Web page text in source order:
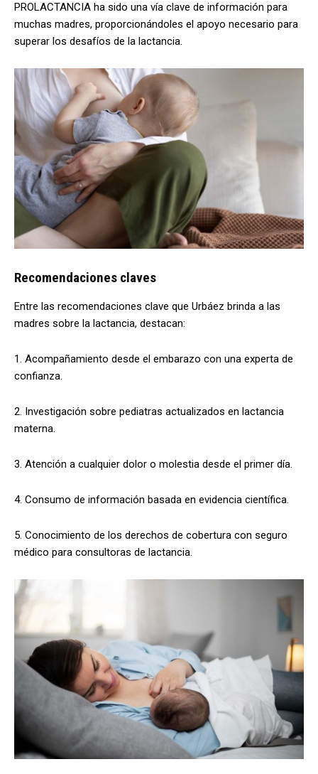
PROLACTANCIA ha sido una vía clave de información para
muchas madres, proporcionándoles el apoyo necesario para
superar los desafíos de la lactancia.
Recomendaciones claves
Entre las recomendaciones clave que Urbáez brinda a las
madres sobre la lactancia, destacan:
1. Acompañamiento desde el embarazo con una experta de
confianza.
2. Investigación sobre pediatras actualizados en lactancia
materna.
3. Atención a cualquier dolor o molestia desde el primer día.
4. Consumo de información basada en evidencia científica.
5. Conocimiento de los derechos de cobertura con seguro
médico para consultoras de lactancia.